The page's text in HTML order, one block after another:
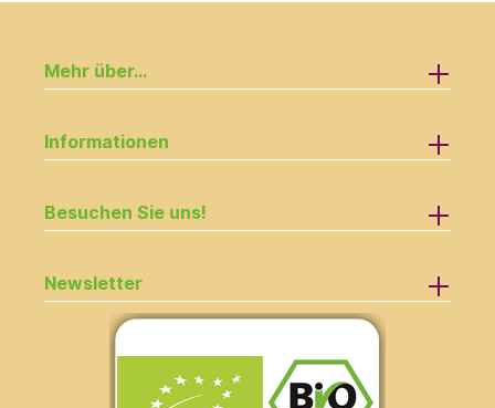
Mehr über...
Informationen
Besuchen Sie uns!
Newsletter